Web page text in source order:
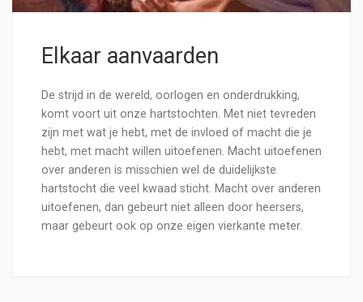
Elkaar aanvaarden
De strijd in de wereld, oorlogen en onderdrukking,
komt voort uit onze hartstochten. Met niet tevreden
zijn met wat je hebt, met de invloed of macht die je
hebt, met macht willen uitoefenen. Macht uitoefenen
over anderen is misschien wel de duidelijkste
hartstocht die veel kwaad sticht. Macht over anderen
uitoefenen, dan gebeurt niet alleen door heersers,
maar gebeurt ook op onze eigen vierkante meter.